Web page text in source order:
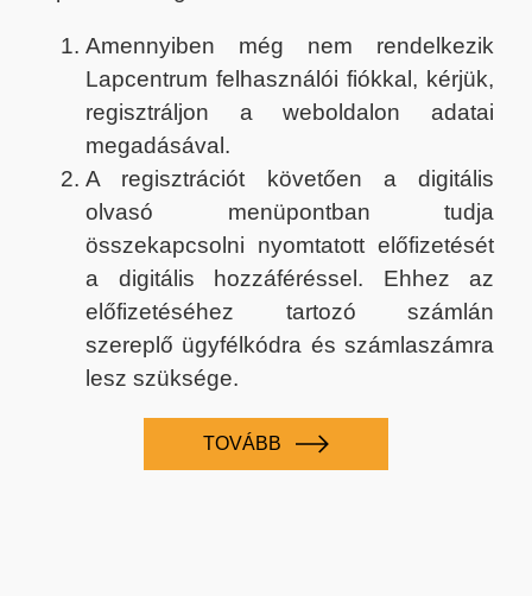
Amennyiben még nem rendelkezik
Lapcentrum felhasználói fiókkal, kérjük,
regisztráljon a weboldalon adatai
megadásával.
A regisztrációt követően a digitális
olvasó menüpontban tudja
összekapcsolni nyomtatott előfizetését
a digitális hozzáféréssel. Ehhez az
előfizetéséhez tartozó számlán
szereplő ügyfélkódra és számlaszámra
lesz szüksége.
TOVÁBB